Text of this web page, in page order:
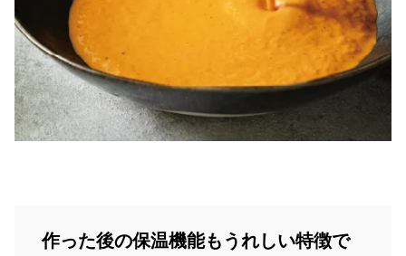
作った後の保温機能もうれしい特徴で